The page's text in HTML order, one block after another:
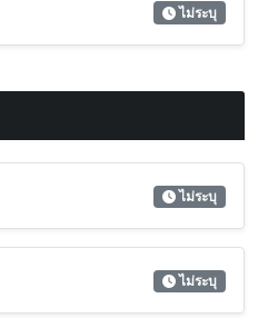
ไม่ระบุ
ไม่ระบุ
ไม่ระบุ